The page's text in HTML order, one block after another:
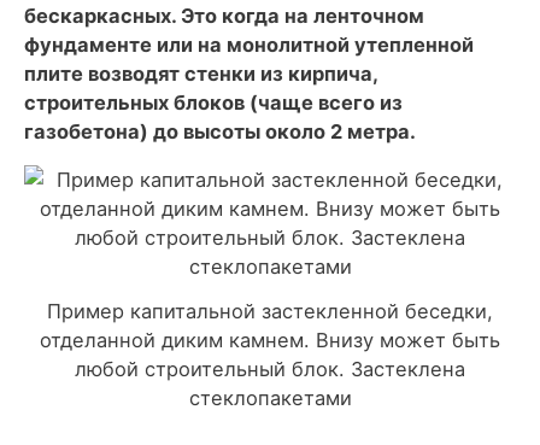
бескаркасных. Это когда на ленточном
фундаменте или на монолитной утепленной
плите возводят стенки из кирпича,
строительных блоков (чаще всего из
газобетона) до высоты около 2 метра.
Пример капитальной застекленной беседки,
отделанной диким камнем. Внизу может быть
любой строительный блок. Застеклена
стеклопакетами